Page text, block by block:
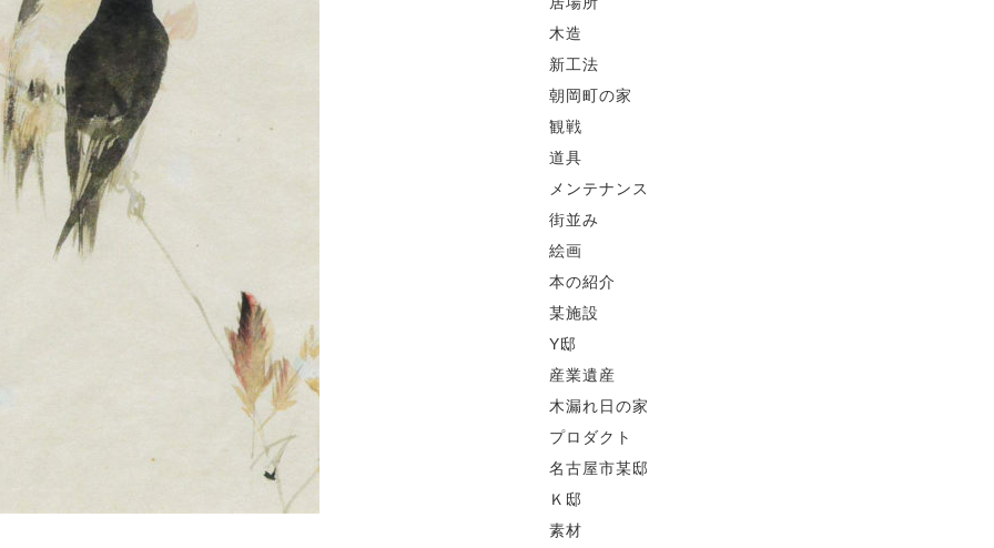
木造
新工法
朝岡町の家
観戦
道具
メンテナンス
街並み
絵画
本の紹介
某施設
Y邸
産業遺産
木漏れ日の家
プロダクト
名古屋市某邸
Ｋ邸
素材